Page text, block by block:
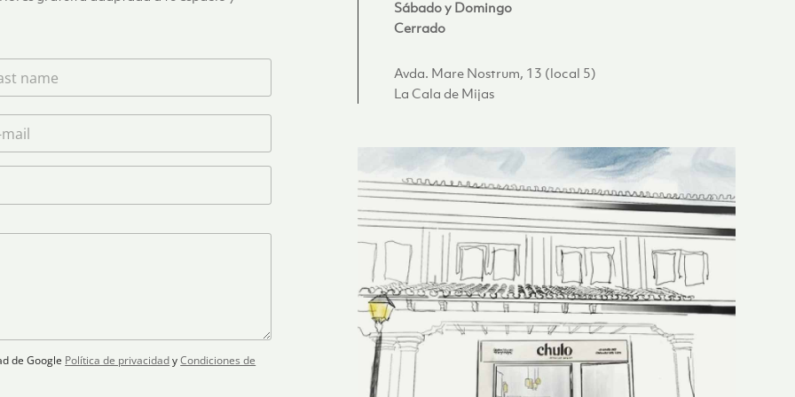
de Google Política de privacidad yCondiciones de
Sábado y Domingo
Cerrado
Avda. Mare Nostrum, 13 (local 5)
La Cala de Mijas